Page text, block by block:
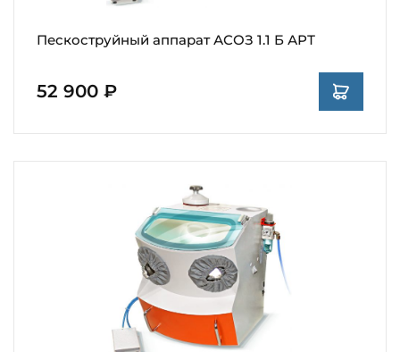
Пескоструйный аппарат АСОЗ 1.1 Б АРТ
52 900 ₽